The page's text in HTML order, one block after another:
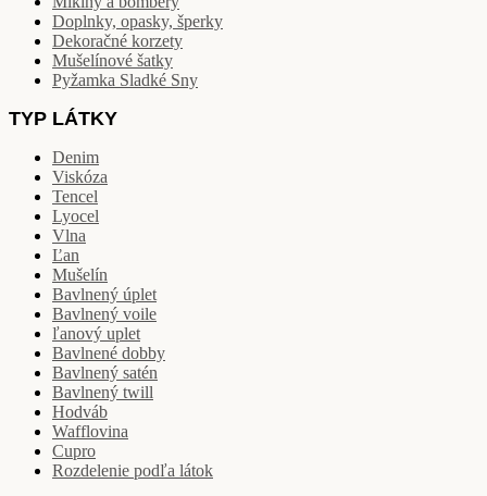
Doplnky, opasky, šperky
Dekoračné korzety
Mušelínové šatky
Pyžamka Sladké Sny
TYP LÁTKY
Denim
Viskóza
Tencel
Lyocel
Vlna
Ľan
Mušelín
Bavlnený úplet
Bavlnený voile
ľanový uplet
Bavlnené dobby
Bavlnený satén
Bavlnený twill
Hodváb
Wafflovina
Cupro
Rozdelenie podľa látok